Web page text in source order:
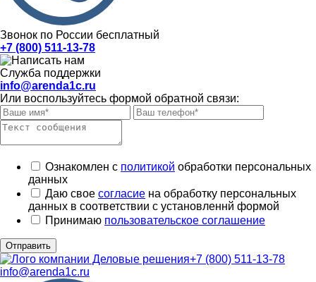
Звонок по России бесплатный
+7 (800) 511-13-78
Служба поддержки
info@arenda1c.ru
Или воспользуйтесь формой обратной связи:
Ознакомлен с политикой обработки персональных
данных
Даю свое согласие на обработку персональных
данных в соответствии с установленнй формой
Принимаю пользовательское соглашение
Отправить
+7 (800) 511-13-78
info@arenda1c.ru